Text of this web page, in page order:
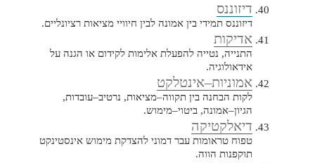
דיזוננס
דיזוננס תמידי בין אמונה לבין חיוויי מציאות רציונליים.
אדיקות
התנייה, נטייה להפעלת אלימות לקידום או הגנה על
אידאולוגיה.
אמוניות–אינטלקט
לקות הבחנה בין תקווה–מציאות, נרטיב–עובדות,
הגיון–אמונה, ביטוי–מימוש.
דיאלקטיקה
טפוח טראומות עבר דמוני להצדקת מימוש אינסטינקט
תוקפנות הווה.